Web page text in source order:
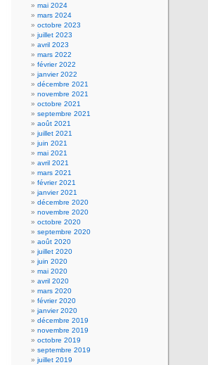
mai 2024
mars 2024
octobre 2023
juillet 2023
avril 2023
mars 2022
février 2022
janvier 2022
décembre 2021
novembre 2021
octobre 2021
septembre 2021
août 2021
juillet 2021
juin 2021
mai 2021
avril 2021
mars 2021
février 2021
janvier 2021
décembre 2020
novembre 2020
octobre 2020
septembre 2020
août 2020
juillet 2020
juin 2020
mai 2020
avril 2020
mars 2020
février 2020
janvier 2020
décembre 2019
novembre 2019
octobre 2019
septembre 2019
juillet 2019